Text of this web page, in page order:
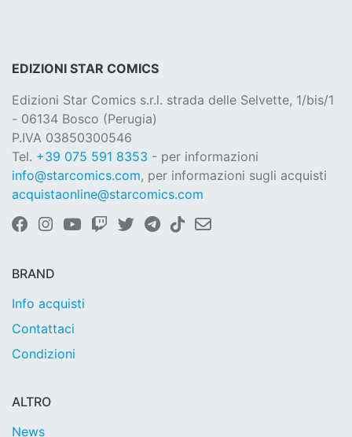
EDIZIONI STAR COMICS
Edizioni Star Comics s.r.l. strada delle Selvette, 1/bis/1
- 06134 Bosco (Perugia)
P.IVA 03850300546
Tel. +39 075 591 8353 - per informazioni
info@starcomics.com, per informazioni sugli acquisti
acquistaonline@starcomics.com
BRAND
Info acquisti
Contattaci
Condizioni
ALTRO
News